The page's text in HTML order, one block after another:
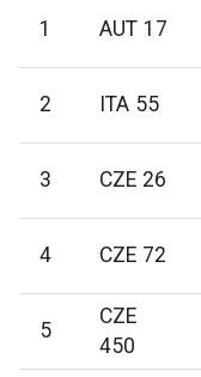
1 AUT 17
2 ITA 55
3 CZE 26
4 CZE 72
5
CZE
450